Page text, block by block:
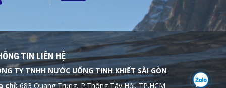
TIN LIÊN HỆ
TY TNHH NƯỚC UỐNG TINH KHIẾT SÀI GÒN
chỉ:683 Quang Trung, P.Thông Tây Hội, TP.HCM